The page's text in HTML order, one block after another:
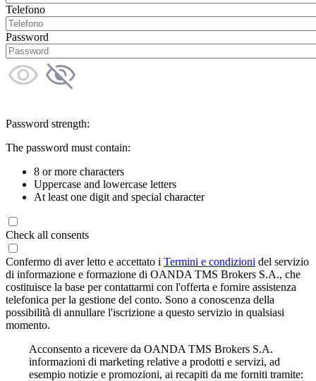
Telefono
Password
Password strength:
The password must contain:
8 or more characters
Uppercase and lowercase letters
At least one digit and special character
Check all consents
Confermo di aver letto e accettato i Termini e condizioni del servizio
di informazione e formazione di OANDA TMS Brokers S.A., che
costituisce la base per contattarmi con l'offerta e fornire assistenza
telefonica per la gestione del conto. Sono a conoscenza della
possibilità di annullare l'iscrizione a questo servizio in qualsiasi
momento.
Acconsento a ricevere da OANDA TMS Brokers S.A.
informazioni di marketing relative a prodotti e servizi, ad
esempio notizie e promozioni, ai recapiti da me forniti tramite: